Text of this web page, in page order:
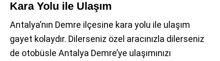
Kara Yolu ile Ulaşım
Antalya’nın Demre ilçesine kara yolu ile ulaşım
gayet kolaydır. Dilerseniz özel aracınızla dilerseniz
de otobüsle Antalya Demre’ye ulaşımınızı